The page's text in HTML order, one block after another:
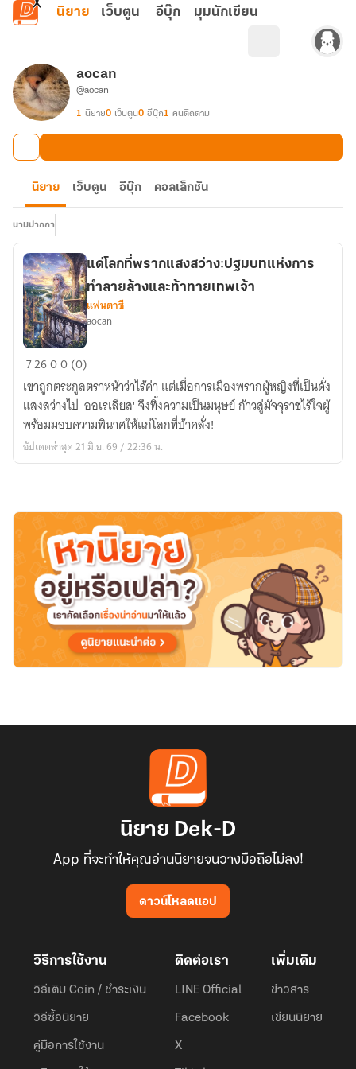
ข้ามไปยังเนื้อหาหลัก
นิยาย เว็บตูน อีบุ๊ก มุมนักเขียน
aocan
@aocan
1 นิยาย0 เว็บตูน0 อีบุ๊ก1 คนติดตาม
นิยาย เว็บตูน อีบุ๊ก คอลเล็กชัน
นามปากกา
โลก
ที่
พราก
แสง
แห่ง
การ
ทำลาย
ล้าง
และ
ท้าทาย
เทพเจ้า
​แด่โลกที่พรากแสงสว่าง:ปฐมบทแห่งการ
ทำลายล้างและท้าทายเทพเจ้า
แฟนตาซี
aocan
72600 (0)
เขาถูกตระกูลตราหน้าว่าไร้ค่า แต่เมื่อการเมืองพรากผู้หญิงที่เป็นดั่ง
แสงสว่างไป 'ออเรเลียส' จึงทิ้งความเป็นมนุษย์ ก้าวสู่มัจจุราชไร้ใจผู้
พร้อมมอบความพินาศให้แก่โลกที่บ้าคลั่ง!
อัปเดตล่าสุด 21 มิ.ย. 69 / 22:36 น.
นิยาย Dek-D
App ที่จะทำให้คุณอ่านนิยายจนวางมือถือไม่ลง!
ดาวน์โหลดแอป
วิธีการใช้งาน
วิธีเติม Coin / ชำระเงิน
วิธีซื้อนิยาย
คู่มือการใช้งาน
ติดต่อเรา
LINE Official
Facebook
X
เพิ่มเติม
ข่าวสาร
เขียนนิยาย